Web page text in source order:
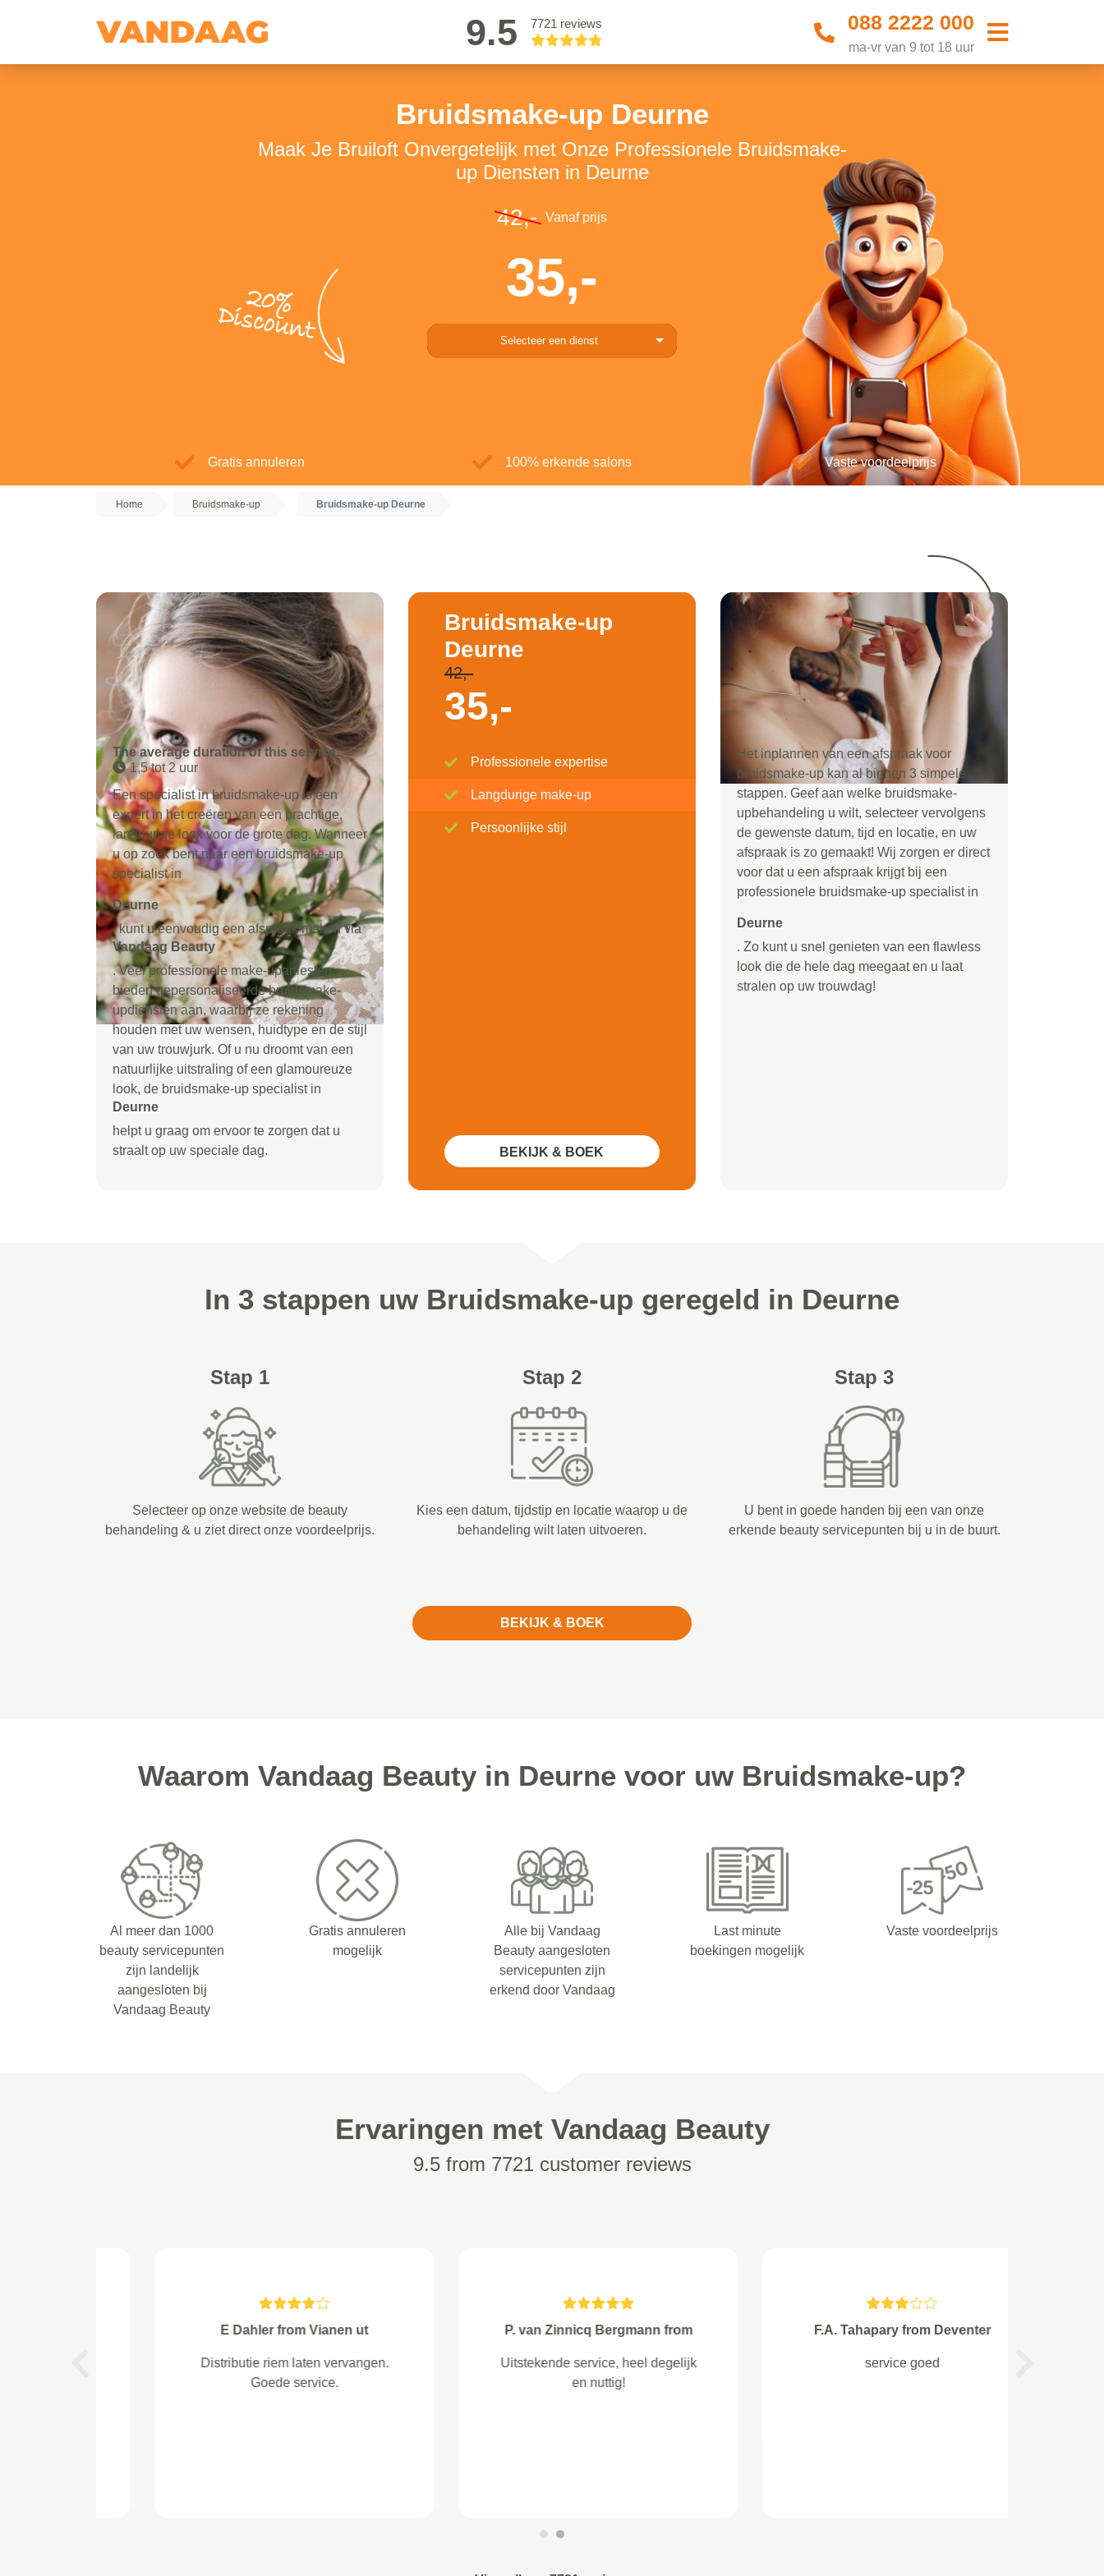
9.5 7721 reviews 088 2222 000
ma-vr van 9 tot 18 uur
Bruidsmake-up Deurne
Maak Je Bruiloft Onvergetelijk met Onze Professionele Bruidsmake-
up Diensten in Deurne
20%
Discount
42,- Vanaf prijs
35,-
Selecteer een dienst
Gratis annuleren 100% erkende salons Vaste voordeelprijs
Home Bruidsmake-up Bruidsmake-up Deurne
The average duration of this service:
1,5 tot 2 uur
Een specialist in bruidsmake-up is een
expert in het creëren van een prachtige,
langdurige look voor de grote dag. Wanneer
u op zoek bent naar een bruidsmake-up
specialist in
Deurne
, kunt u eenvoudig een afspraak maken via
Vandaag Beauty
. Veel professionele make-upartiesten
bieden gepersonaliseerde bruidsmake-
updiensten aan, waarbij ze rekening
houden met uw wensen, huidtype en de stijl
van uw trouwjurk. Of u nu droomt van een
natuurlijke uitstraling of een glamoureuze
look, de bruidsmake-up specialist in
Deurne
helpt u graag om ervoor te zorgen dat u
straalt op uw speciale dag.
Bruidsmake-up
Deurne
42,-
35,-
Professionele expertise
Langdurige make-up
Persoonlijke stijl
BEKIJK & BOEK
Het inplannen van een afspraak voor
bruidsmake-up kan al binnen 3 simpele
stappen. Geef aan welke bruidsmake-
upbehandeling u wilt, selecteer vervolgens
de gewenste datum, tijd en locatie, en uw
afspraak is zo gemaakt! Wij zorgen er direct
voor dat u een afspraak krijgt bij een
professionele bruidsmake-up specialist in
Deurne
. Zo kunt u snel genieten van een flawless
look die de hele dag meegaat en u laat
stralen op uw trouwdag!
In 3 stappen uw Bruidsmake-up geregeld in Deurne
Stap 1
Selecteer op onze website de beauty
behandeling & u ziet direct onze voordeelprijs.
Stap 2
Kies een datum, tijdstip en locatie waarop u de
behandeling wilt laten uitvoeren.
Stap 3
U bent in goede handen bij een van onze
erkende beauty servicepunten bij u in de buurt.
BEKIJK & BOEK
Waarom Vandaag Beauty in Deurne voor uw Bruidsmake-up?
Al meer dan 1000
beauty servicepunten
zijn landelijk
aangesloten bij
Vandaag Beauty
Gratis annuleren
mogelijk
Alle bij Vandaag
Beauty aangesloten
servicepunten zijn
erkend door Vandaag
Last minute
boekingen mogelijk
Vaste voordeelprijs
Ervaringen met Vandaag Beauty
9.5 from 7721 customer reviews
F.A. Tahapary from Deventer
service goed
Soares B. from Capelle aan den
@ NIEUWE BANDEN ZOUDEN
E. Bakvis from Amsterdam
perfecte service en scheelt veel